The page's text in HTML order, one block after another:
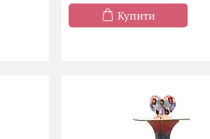
Купити